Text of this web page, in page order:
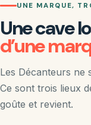
UNE MARQUE,
Une cave
d’une
Les Décanteurs ne
Ce sont trois lieux
goûte et revient.